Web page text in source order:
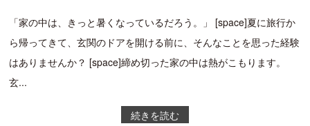
「家の中は、きっと暑くなっているだろう。」 [space]夏に旅行か
ら帰ってきて、玄関のドアを開ける前に、そんなことを思った経験
はありませんか？ [space]締め切った家の中は熱がこもります。
玄...
続きを読む